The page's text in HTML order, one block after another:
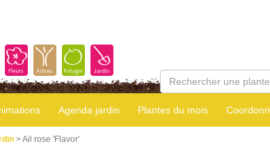
Agenda jardin Plantes du mois
> Ail rose 'Flavor'